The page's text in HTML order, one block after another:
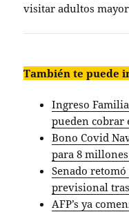
visitar adultos
También te puede
Ingreso
pueden cobrar
Bono Covid
para 8
Senado
previsional tras
AFP’s ya